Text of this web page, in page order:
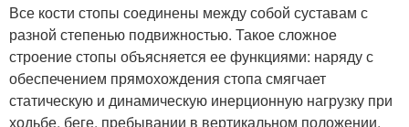
Все кости стопы соединены между собой суставам с
разной степенью подвижностью. Такое сложное
строение стопы объясняется ее функциями: наряду с
обеспечением прямохождения стопа смягчает
статическую и динамическую инерционную нагрузку при
ходьбе, беге, пребывании в вертикальном положении.